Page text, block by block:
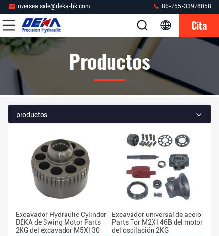
oversea.sale@deka-hk.com 86-755-33978058
Cita
Productos
productos
Excavador Hydraulic Cylinder
DEKA de Swing Motor Parts
2KG del excavador M5X130
Excavador universal de acero
Parts For M2X146B del motor
del oscilación 2KG